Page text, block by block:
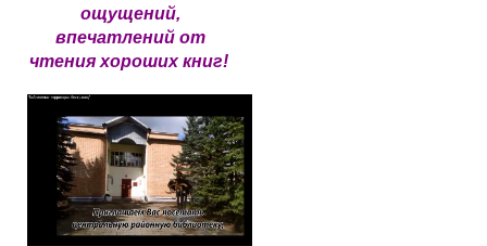
ощущений,
впечатлений от
чтения хороших книг!